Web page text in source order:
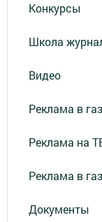
Конкурсы
Школа
Видео
Реклама в
Реклама на
Реклама в
Документы